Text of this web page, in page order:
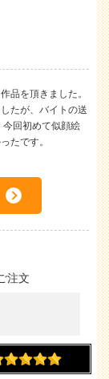
品を頂きました。
たが、バイトの送
今回初めて似顔絵
たです。
注文